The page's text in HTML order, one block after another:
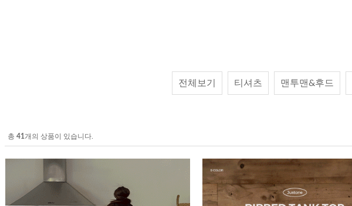
전체보기 티셔츠 맨투맨&후드
총 41개의 상품이 있습니다.